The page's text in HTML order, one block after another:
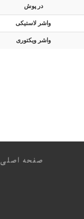
در پوش
واشر لاستیکی
واشر ویکتوری
صفحه اصلی